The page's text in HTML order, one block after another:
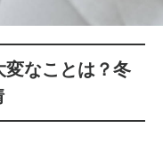
変なことは？冬